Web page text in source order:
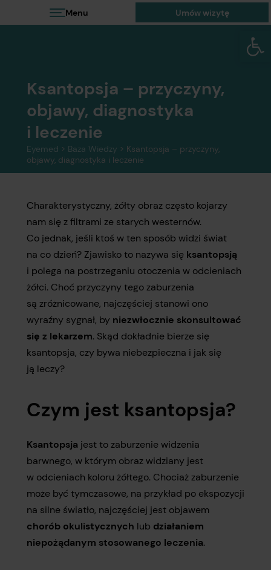
Ksantopsja – przyczyny,
objawy, diagnostyka
i leczenie
Eyemed > Baza Wiedzy > Ksantopsja – przyczyny,
objawy, diagnostyka i leczenie
Charakterystyczny, żółty obraz często kojarzy
nam się z filtrami ze starych westernów.
Co jednak, jeśli ktoś w ten sposób widzi świat
na co dzień? Zjawisko to nazywa się ksantopsją
i polega na postrzeganiu otoczenia w odcieniach
żółci. Choć przyczyny tego zaburzenia
są zróżnicowane, najczęściej stanowi ono
wyraźny sygnał, by niezwłocznie skonsultować
się z lekarzem. Skąd dokładnie bierze się
ksantopsja, czy bywa niebezpieczna i jak się
ją leczy?
Czym jest ksantopsja?
Ksantopsja jest to zaburzenie widzenia
barwnego, w którym obraz widziany jest
w odcieniach koloru żółtego. Chociaż zaburzenie
może być tymczasowe, na przykład po ekspozycji
na silne światło, najczęściej jest objawem
chorób okulistycznych lub działaniem
niepożądanym stosowanego leczenia.
Menu Umów wizytę